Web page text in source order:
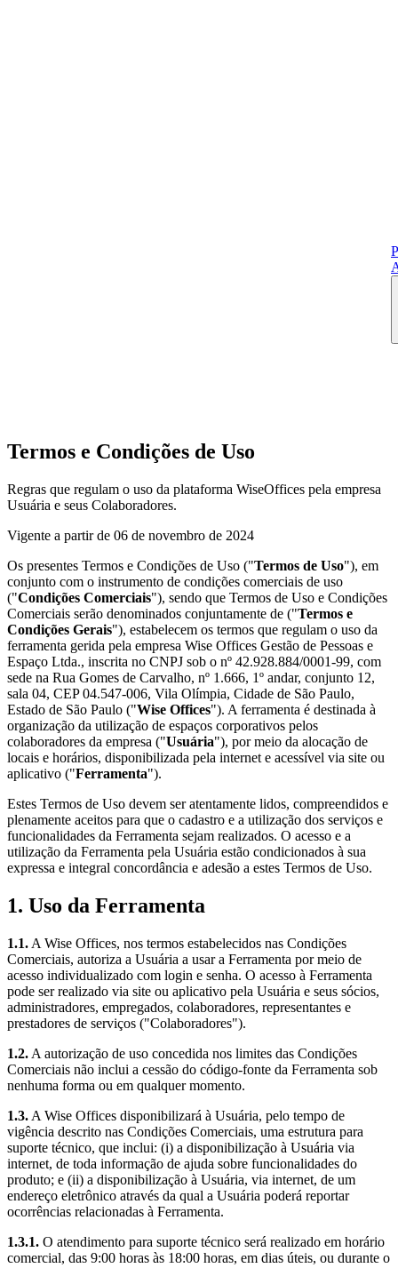
Termos e Condições de Uso
Regras que regulam o uso da plataforma WiseOffices pela empresa
Usuária e seus Colaboradores.
Vigente a partir de 06 de novembro de 2024
Os presentes Termos e Condições de Uso ("Termos de Uso"), em
conjunto com o instrumento de condições comerciais de uso
("Condições Comerciais"), sendo que Termos de Uso e Condições
Comerciais serão denominados conjuntamente de ("Termos e
Condições Gerais"), estabelecem os termos que regulam o uso da
ferramenta gerida pela empresa Wise Offices Gestão de Pessoas e
Espaço Ltda., inscrita no CNPJ sob o nº 42.928.884/0001-99, com
sede na Rua Gomes de Carvalho, nº 1.666, 1º andar, conjunto 12,
sala 04, CEP 04.547-006, Vila Olímpia, Cidade de São Paulo,
Estado de São Paulo ("Wise Offices"). A ferramenta é destinada à
organização da utilização de espaços corporativos pelos
colaboradores da empresa ("Usuária"), por meio da alocação de
locais e horários, disponibilizada pela internet e acessível via site ou
aplicativo ("Ferramenta").
Estes Termos de Uso devem ser atentamente lidos, compreendidos e
plenamente aceitos para que o cadastro e a utilização dos serviços e
funcionalidades da Ferramenta sejam realizados. O acesso e a
utilização da Ferramenta pela Usuária estão condicionados à sua
expressa e integral concordância e adesão a estes Termos de Uso.
1. Uso da Ferramenta
1.1. A Wise Offices, nos termos estabelecidos nas Condições
Comerciais, autoriza a Usuária a usar a Ferramenta por meio de
acesso individualizado com login e senha. O acesso à Ferramenta
pode ser realizado via site ou aplicativo pela Usuária e seus sócios,
administradores, empregados, colaboradores, representantes e
prestadores de serviços ("Colaboradores").
1.2. A autorização de uso concedida nos limites das Condições
Comerciais não inclui a cessão do código-fonte da Ferramenta sob
nenhuma forma ou em qualquer momento.
1.3. A Wise Offices disponibilizará à Usuária, pelo tempo de
vigência descrito nas Condições Comerciais, uma estrutura para
suporte técnico, que inclui: (i) a disponibilização à Usuária via
internet, de toda informação de ajuda sobre funcionalidades do
produto; e (ii) a disponibilização à Usuária, via internet, de um
endereço eletrônico através da qual a Usuária poderá reportar
ocorrências relacionadas à Ferramenta.
1.3.1. O atendimento para suporte técnico será realizado em horário
comercial, das 9:00 horas às 18:00 horas, em dias úteis, ou durante o